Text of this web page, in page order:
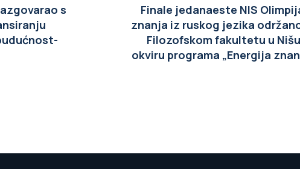
s
Finale jedanaeste NIS
znanja iz ruskog jezika
Filozofskom fakultetu u
okviru programa „Energija